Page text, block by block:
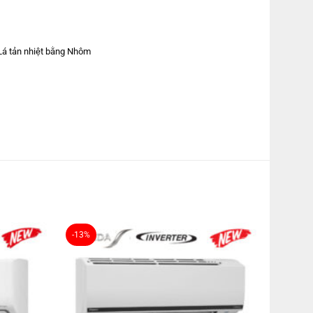
tản nhiệt bằng Nhôm
lạnh
-13%